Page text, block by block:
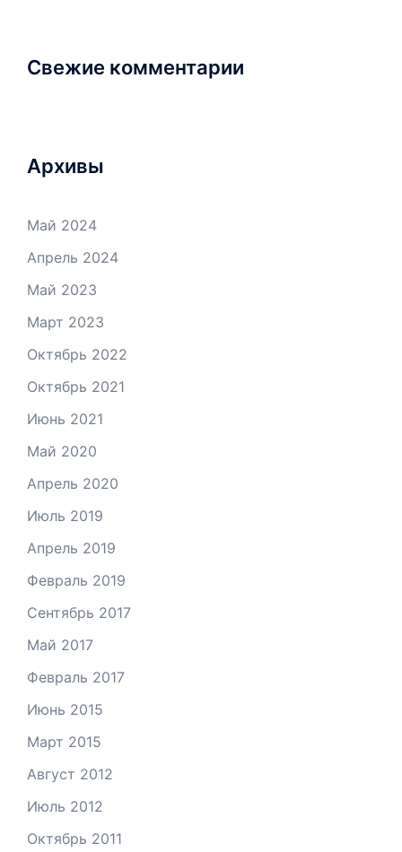
Свежие комментарии
Архивы
Май 2024
Апрель 2024
Май 2023
Март 2023
Октябрь 2022
Октябрь 2021
Июнь 2021
Май 2020
Апрель 2020
Июль 2019
Апрель 2019
Февраль 2019
Сентябрь 2017
Май 2017
Февраль 2017
Июнь 2015
Март 2015
Август 2012
Июль 2012
Октябрь 2011